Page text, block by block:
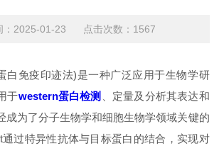
：2025-01-23 点击次数：1567
免疫印迹法)是一种广泛应用于生物学研
于western蛋白检测
、定量及分析其表达和
成为了分子生物学和细胞生物学领域关键的
通过特异性抗体与目标蛋白的结合，实现对